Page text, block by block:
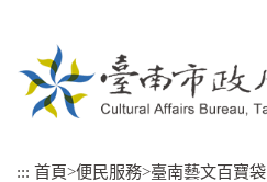
::: 首頁>便民服務>臺南藝文百寶袋